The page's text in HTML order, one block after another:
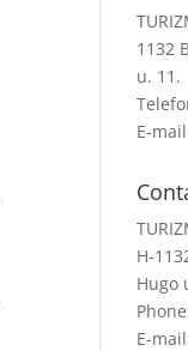
1132
u. 11.
E-
H-
Hugo
E-